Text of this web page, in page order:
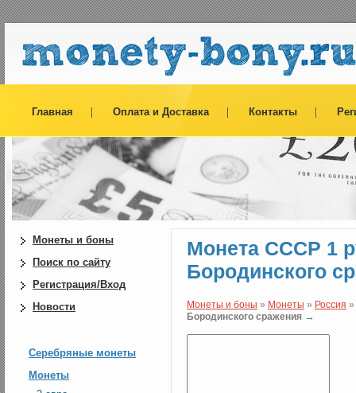
Главная Оплата и Доставка Контакты
Монеты и боны
Поиск по сайту
Регистрация/Вход
Новости
Серебряные монеты
Монеты
Монета СССР 1
Бородинского
Монеты и боны » Монеты » Россия »
Бородинского сражения →